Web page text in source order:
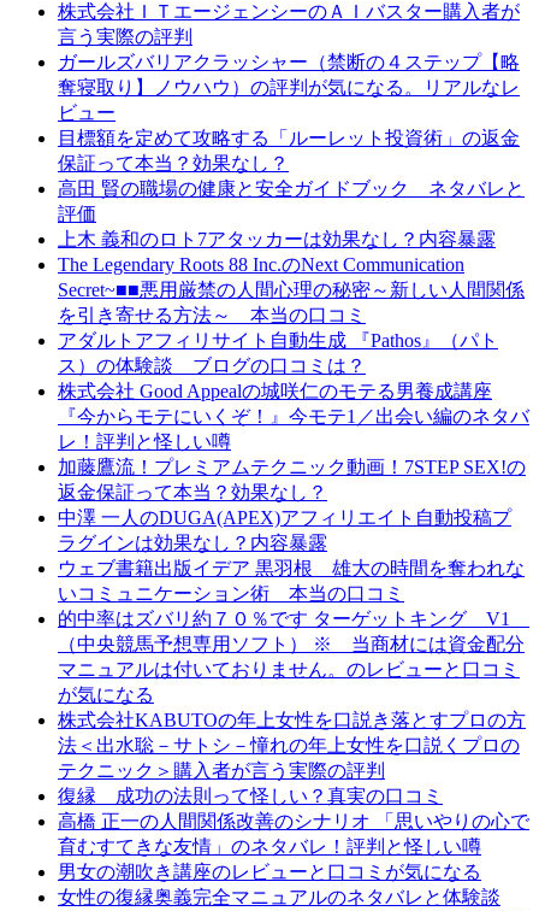
株式会社ＩＴエージェンシーのＡＩバスター購入者が
言う実際の評判
ガールズバリアクラッシャー（禁断の４ステップ【略
奪寝取り】ノウハウ）の評判が気になる。リアルなレ
ビュー
目標額を定めて攻略する「ルーレット投資術」の返金
保証って本当？効果なし？
高田 賢の職場の健康と安全ガイドブック ネタバレと
評価
上木 義和のロト7アタッカーは効果なし？内容暴露
The Legendary Roots 88 Inc.のNext Communication
Secret~■■悪用厳禁の人間心理の秘密～新しい人間関係
を引き寄せる方法～ 本当の口コミ
アダルトアフィリサイト自動生成 『Pathos』（パト
ス）の体験談 ブログの口コミは？
株式会社 Good Appealの城咲仁のモテる男養成講座
『今からモテにいくぞ！』今モテ1／出会い編のネタバ
レ！評判と怪しい噂
加藤鷹流！プレミアムテクニック動画！7STEP SEX!の
返金保証って本当？効果なし？
中澤 一人のDUGA(APEX)アフィリエイト自動投稿プ
ラグインは効果なし？内容暴露
ウェブ書籍出版イデア 黒羽根 雄大の時間を奪われな
いコミュニケーション術 本当の口コミ
的中率はズバリ約７０％です ターゲットキング V1
（中央競馬予想専用ソフト） ※ 当商材には資金配分
マニュアルは付いておりません。のレビューと口コミ
が気になる
株式会社KABUTOの年上女性を口説き落とすプロの方
法＜出水聡－サトシ－憧れの年上女性を口説くプロの
テクニック＞購入者が言う実際の評判
復縁 成功の法則って怪しい？真実の口コミ
高橋 正一の人間関係改善のシナリオ 「思いやりの心で
育むすてきな友情」のネタバレ！評判と怪しい噂
男女の潮吹き講座のレビューと口コミが気になる
女性の復縁奥義完全マニュアルのネタバレと体験談